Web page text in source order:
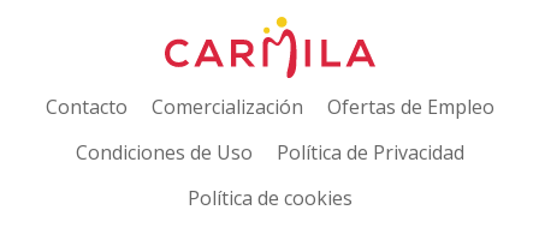
Contacto Comercialización
Ofertas de Empleo
Condiciones de Uso
Política de Privacidad
Política de cookies